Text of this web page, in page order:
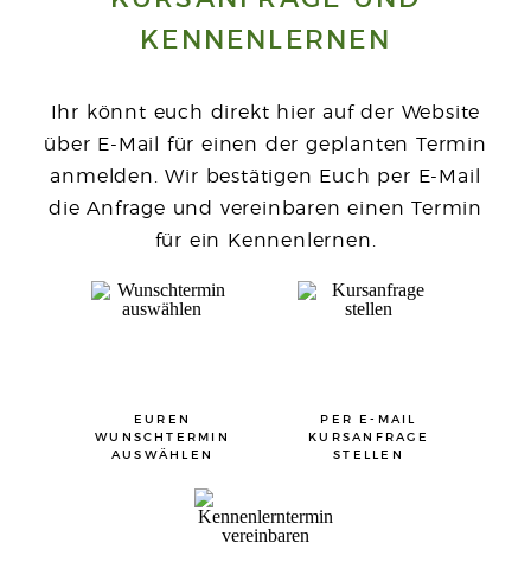
KENNENLERNEN
Ihr könnt euch direkt hier auf der Website
über E-Mail für einen der geplanten Termin
anmelden. Wir bestätigen Euch per E-Mail
die Anfrage und vereinbaren einen Termin
für ein Kennenlernen.
EUREN
WUNSCHTERMIN
AUSWÄHLEN
PER E-MAIL
KURSANFRAGE
STELLEN